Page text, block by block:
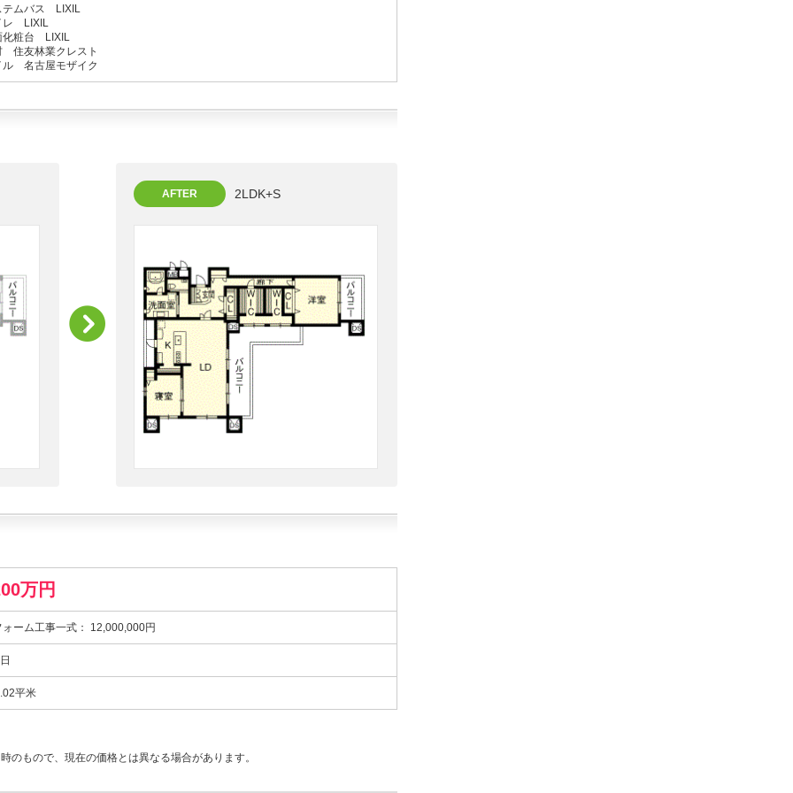
テムバス LIXIL
レ LIXIL
化粧台 LIXIL
住友林業クレスト
ル 名古屋モザイク
AFTER 2LDK+S
万円
ォーム工事一式： 12,000,000円
平米
のもので、現在の価格とは異なる場合があります。